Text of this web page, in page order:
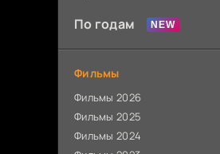
По годам
Фильмы
Фильмы 2026
Фильмы 2025
Фильмы 2024